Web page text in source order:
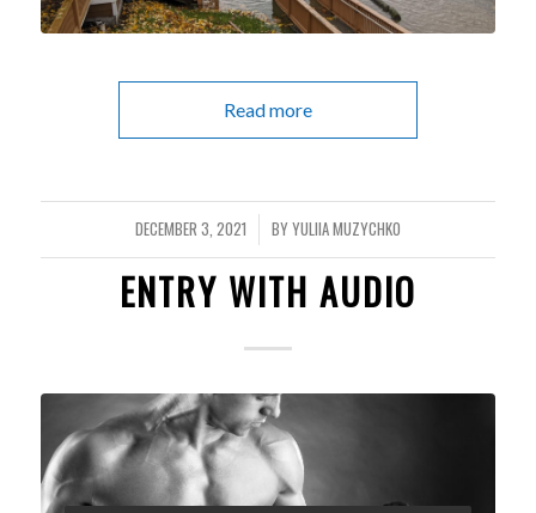
Read more
DECEMBER 3, 2021
/ BYYULIIA MUZYCHKO
ENTRY WITH AUDIO